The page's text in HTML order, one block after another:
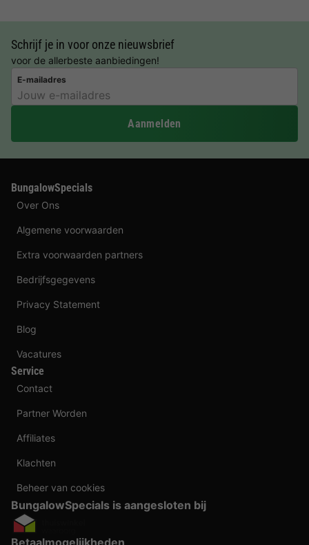
Schrijf je in voor onze nieuwsbrief
voor de allerbeste aanbiedingen!
E-mailadres
Aanmelden
BungalowSpecials
Over Ons
Algemene voorwaarden
Extra voorwaarden partners
Bedrijfsgegevens
Privacy Statement
Blog
Vacatures
Service
Contact
Partner Worden
Affiliates
Klachten
Beheer van cookies
BungalowSpecials is aangesloten bij
Betaalmogelijkheden